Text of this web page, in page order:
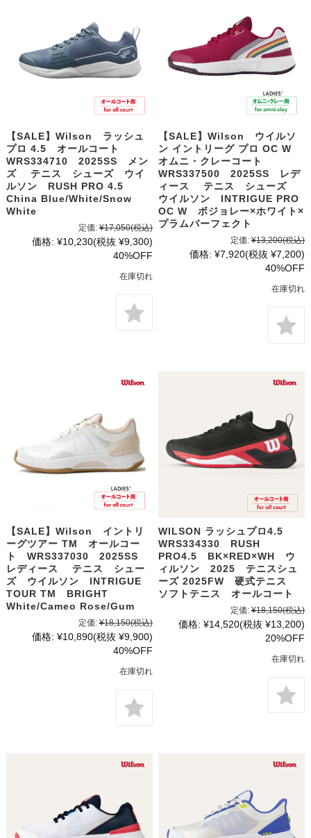
【SALE】Wilson ラッシュ
プロ 4.5 オールコート
WRS334710 2025SS メン
ズ テニス シューズ ウイ
ルソン RUSH PRO 4.5
China Blue/White/Snow
White
定価: ¥17,050(税込)
価格: ¥10,230(税抜 ¥9,300)
40%OFF
在庫切れ
【SALE】Wilson ウイルソ
ン イントリーグ プロ OC W
オムニ・クレーコート
WRS337500 2025SS レデ
ィース テニス シューズ
ウイルソン INTRIGUE PRO
OC W ボジョレー×ホワイト×
プラムパーフェクト
定価: ¥13,200(税込)
価格: ¥7,920(税抜 ¥7,200)
40%OFF
在庫切れ
【SALE】Wilson イントリ
ーグツアー TM オールコー
ト WRS337030 2025SS
レディース テニス シュー
ズ ウイルソン INTRIGUE
TOUR TM BRIGHT
White/Cameo Rose/Gum
定価: ¥18,150(税込)
価格: ¥10,890(税抜 ¥9,900)
40%OFF
在庫切れ
WILSON ラッシュプロ4.5
WRS334330 RUSH
PRO4.5 BK×RED×WH ウ
ィルソン 2025 テニスシュ
ーズ 2025FW 硬式テニス
ソフトテニス オールコート
定価: ¥18,150(税込)
価格: ¥14,520(税抜 ¥13,200)
20%OFF
在庫切れ